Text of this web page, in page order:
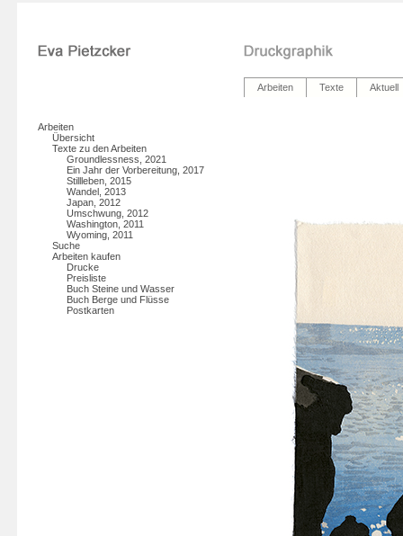
Arbeiten Texte Aktuell
Arbeiten
Übersicht
Texte zu den Arbeiten
Groundlessness, 2021
Ein Jahr der Vorbereitung, 2017
Stillleben, 2015
Wandel, 2013
Japan, 2012
Umschwung, 2012
Washington, 2011
Wyoming, 2011
Suche
Arbeiten kaufen
Drucke
Preisliste
Buch Steine und Wasser
Buch Berge und Flüsse
Postkarten